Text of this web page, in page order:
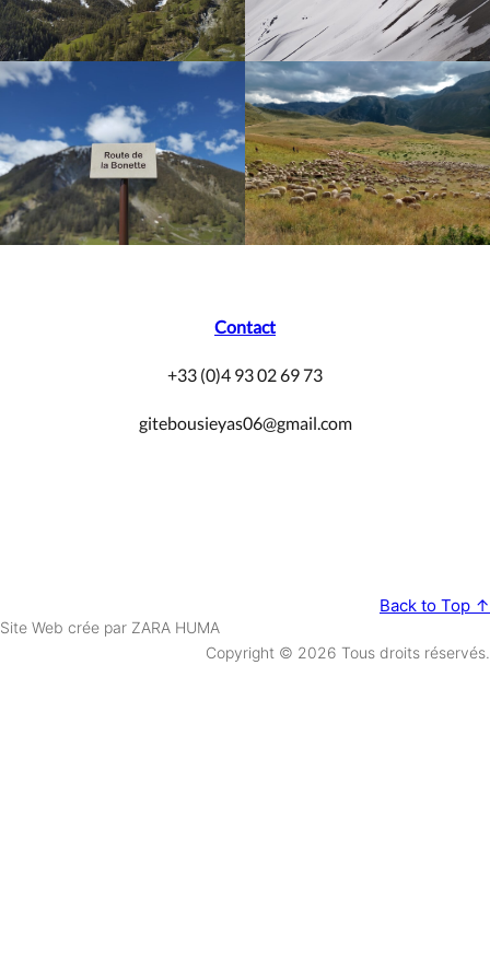
Contact
+33 (0)4 93 02 69 73
gitebousieyas06@gmail.com
Back to Top ↑
Site Web crée par ZARA HUMA
Copyright © 2026 Tous droits réservés.